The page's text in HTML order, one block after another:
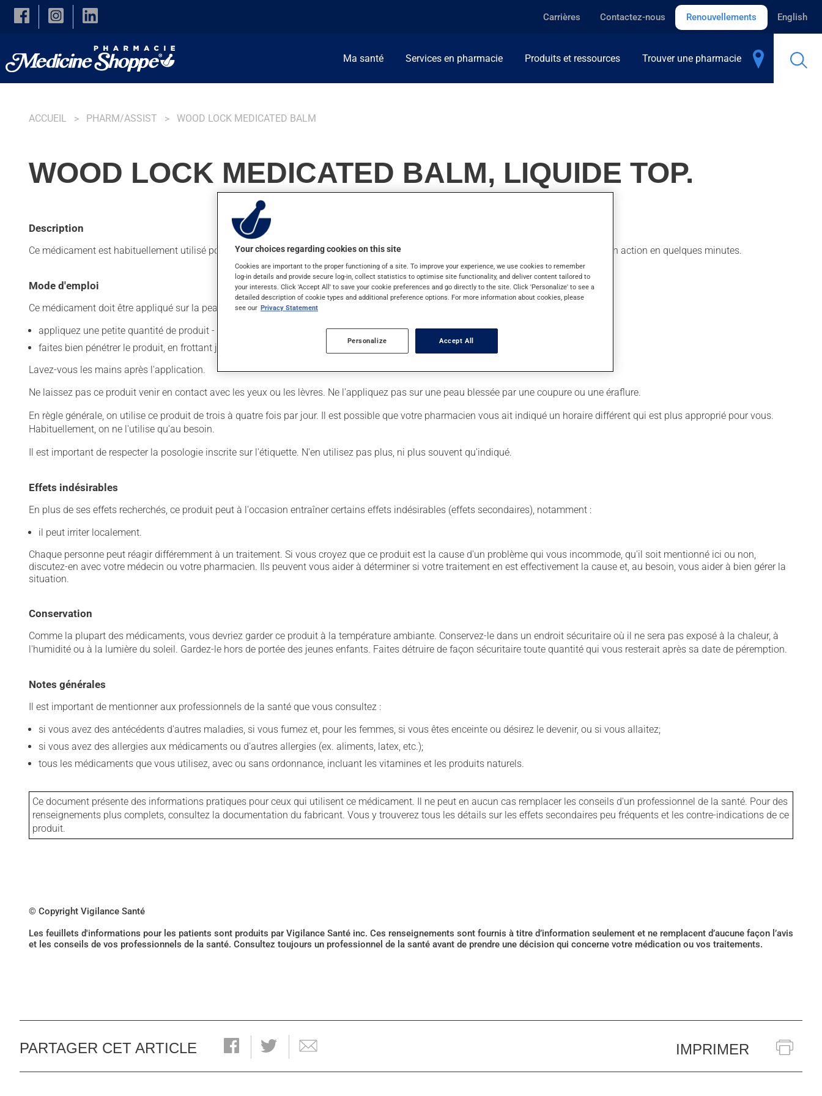
Skip to main content
Carrières Contactez-nous Renouvellements English
Ma santé Services en pharmacie Produits et ressources Trouver une pharmacie
ACCUEIL PHARM/ASSIST WOOD LOCK MEDICATED BALM
WOOD LOCK MEDICATED BALM, LIQUIDE TOP.
Description
Ce médicament est habituellement utilisé pour les douleurs musculaires. On l'emploie aussi pour la douleur arthritique. On peut sentir son action en quelques minutes.
Mode d'emploi
Ce médicament doit être appliqué sur la peau. Pour l'utiliser :
appliquez une petite quantité de produit - n'en mettez pas trop et limitez l'application à la zone affectée;
faites bien pénétrer le produit, en frottant jusqu'à ce qu'il n'en reste plus sur la peau.
Lavez-vous les mains après l'application.
Ne laissez pas ce produit venir en contact avec les yeux ou les lèvres. Ne l'appliquez pas sur une peau blessée par une coupure ou une éraflure.
En règle générale, on utilise ce produit de trois à quatre fois par jour. Il est possible que votre pharmacien vous ait indiqué un horaire différent qui est plus approprié pour vous.
Habituellement, on ne l'utilise qu'au besoin.
Il est important de respecter la posologie inscrite sur l'étiquette. N'en utilisez pas plus, ni plus souvent qu'indiqué.
Effets indésirables
En plus de ses effets recherchés, ce produit peut à l'occasion entraîner certains effets indésirables (effets secondaires), notamment :
il peut irriter localement.
Chaque personne peut réagir différemment à un traitement. Si vous croyez que ce produit est la cause d'un problème qui vous incommode, qu'il soit mentionné ici ou non,
discutez-en avec votre médecin ou votre pharmacien. Ils peuvent vous aider à déterminer si votre traitement en est effectivement la cause et, au besoin, vous aider à bien gérer la
situation.
Conservation
Comme la plupart des médicaments, vous devriez garder ce produit à la température ambiante. Conservez-le dans un endroit sécuritaire où il ne sera pas exposé à la chaleur, à
l'humidité ou à la lumière du soleil. Gardez-le hors de portée des jeunes enfants. Faites détruire de façon sécuritaire toute quantité qui vous resterait après sa date de péremption.
Notes générales
Il est important de mentionner aux professionnels de la santé que vous consultez :
si vous avez des antécédents d'autres maladies, si vous fumez et, pour les femmes, si vous êtes enceinte ou désirez le devenir, ou si vous allaitez;
si vous avez des allergies aux médicaments ou d'autres allergies (ex. aliments, latex, etc.);
tous les médicaments que vous utilisez, avec ou sans ordonnance, incluant les vitamines et les produits naturels.
Ce document présente des informations pratiques pour ceux qui utilisent ce médicament. Il ne peut en aucun cas remplacer les conseils d'un professionnel de la santé. Pour des
renseignements plus complets, consultez la documentation du fabricant. Vous y trouverez tous les détails sur les effets secondaires peu fréquents et les contre-indications de ce
produit.
© Copyright Vigilance Santé
Les feuillets d'informations pour les patients sont produits par Vigilance Santé inc. Ces renseignements sont fournis à titre d’information seulement et ne remplacent d’aucune façon l’avis
et les conseils de vos professionnels de la santé. Consultez toujours un professionnel de la santé avant de prendre une décision qui concerne votre médication ou vos traitements.
PARTAGER CET ARTICLE IMPRIMER
Your choices regarding cookies on this site
Cookies are important to the proper functioning of a site. To improve your experience, we use cookies to remember
log-in details and provide secure log-in, collect statistics to optimise site functionality, and deliver content tailored to
your interests. Click 'Accept All' to save your cookie preferences and go directly to the site. Click 'Personalize' to see a
detailed description of cookie types and additional preference options. For more information about cookies, please
see our Privacy Statement
Personalize Accept All